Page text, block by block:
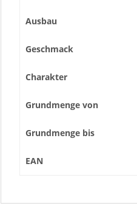
Ausbau
Geschmack
Charakter
Grundmenge von
Grundmenge bis
EAN